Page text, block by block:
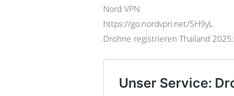
Nord VPN
https://go.nordvpn.net/SH9yL
Drohne registrieren Thailand 2025: